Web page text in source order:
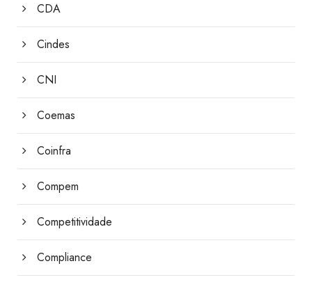
CDA
Cindes
CNI
Coemas
Coinfra
Compem
Competitividade
Compliance